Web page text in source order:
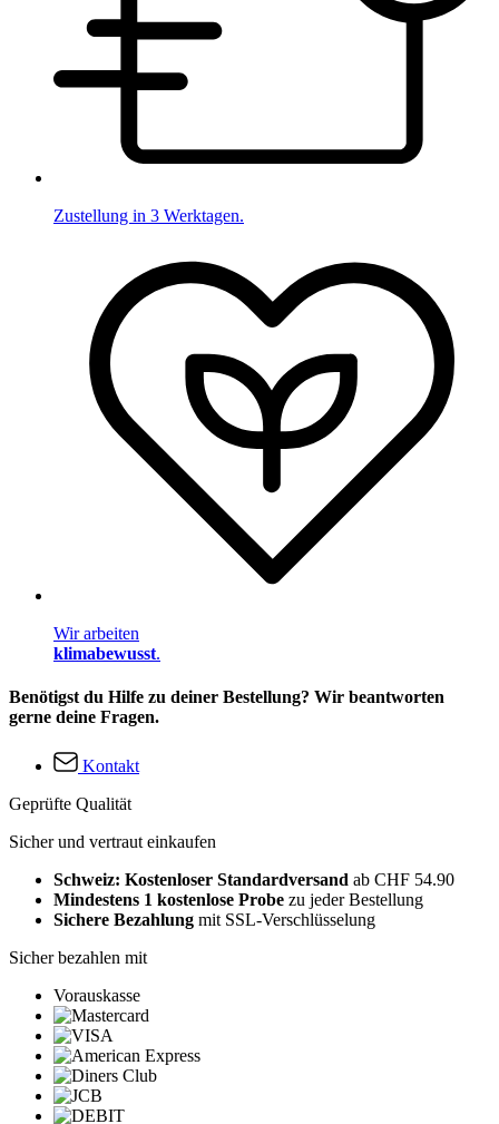
Zustellung in 3 Werktagen.
Wir arbeiten
klimabewusst.
Benötigst du Hilfe zu deiner Bestellung? Wir beantworten
gerne deine Fragen.
Kontakt
Geprüfte Qualität
Sicher und vertraut einkaufen
Schweiz: Kostenloser Standardversand ab CHF 54.90
Mindestens 1 kostenlose Probe zu jeder Bestellung
Sichere Bezahlung mit SSL-Verschlüsselung
Sicher bezahlen mit
Vorauskasse